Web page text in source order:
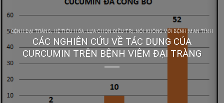
BỆNH ĐẠI TRÀNG,HỆ TIÊU HÓA,LỰA CHỌN ĐIỀU TRỊ,NÓI KHÔNG VỚI BỆNH MÃN TÍNH
CÁC NGHIÊN CỨU VỀ TÁC DỤNG CỦA
CURCUMIN TRÊN BỆNH VIÊM ĐẠI TRÀNG